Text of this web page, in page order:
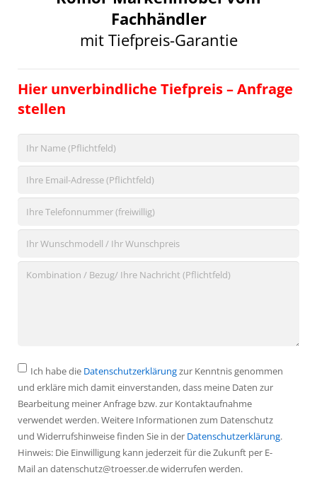
Fachhändler
mit Tiefpreis-Garantie
Hier unverbindliche Tiefpreis – Anfrage
stellen
Ich habe die Datenschutzerklärungzur Kenntnis genommen
und erkläre mich damit einverstanden, dass meine Daten zur
Bearbeitung meiner Anfrage bzw. zur Kontaktaufnahme
verwendet werden. Weitere Informationen zum Datenschutz
und Widerrufshinweise finden Sie in der Datenschutzerklärung.
Hinweis: Die Einwilligung kann jederzeit für die Zukunft per E-
Mail an datenschutz@troesser.de widerrufen werden.